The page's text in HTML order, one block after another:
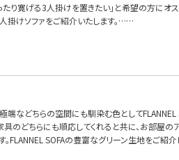
たり寛げる3人掛けを置きたい」と希望の方にオ
掛けソファをご紹介いたします。……
端などちらの空間にも馴染む色として
のどちらにも順応してくれると共に、お部屋の
。FLANNEL SOFAの豊富なグリーン生地をご紹